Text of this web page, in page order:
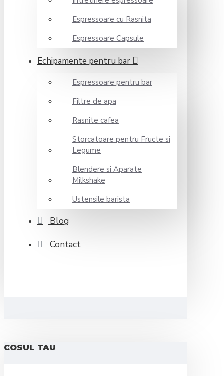
Espressoare cu Rasnita
Espressoare Capsule
Echipamente pentru bar
Espressoare pentru bar
Filtre de apa
Rasnite cafea
Storcatoare pentru Fructe si
Legume
Blendere si Aparate
Milkshake
Ustensile barista
Blog
Contact
COSUL TAU